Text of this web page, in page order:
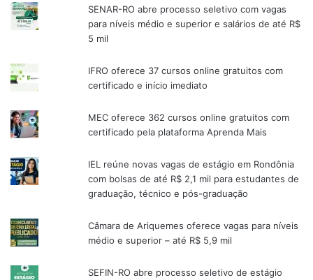
SENAR-RO abre processo seletivo com vagas
para níveis médio e superior e salários de até R$
5 mil
IFRO oferece 37 cursos online gratuitos com
certificado e início imediato
MEC oferece 362 cursos online gratuitos com
certificado pela plataforma Aprenda Mais
IEL reúne novas vagas de estágio em Rondônia
com bolsas de até R$ 2,1 mil para estudantes de
graduação, técnico e pós-graduação
Câmara de Ariquemes oferece vagas para níveis
médio e superior – até R$ 5,9 mil
SEFIN-RO abre processo seletivo de estágio